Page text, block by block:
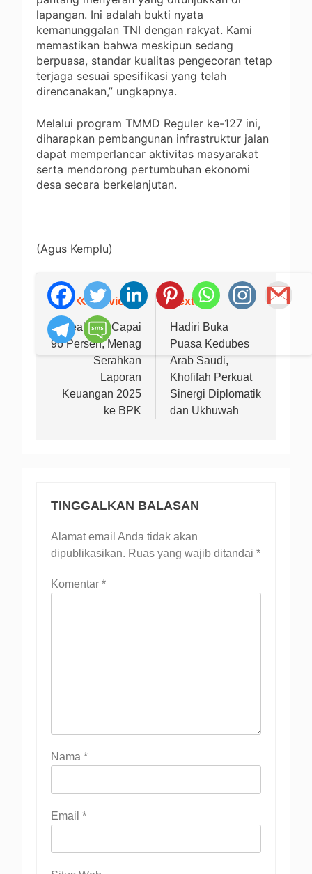
lapangan. Ini adalah bukti nyata
kemanunggalan TNI dengan rakyat. Kami
memastikan bahwa meskipun sedang
berpuasa, standar kualitas pengecoran tetap
terjaga sesuai spesifikasi yang telah
direncanakan,” ungkapnya.
Melalui program TMMD Reguler ke-127 ini,
diharapkan pembangunan infrastruktur jalan
dapat memperlancar aktivitas masyarakat
serta mendorong pertumbuhan ekonomi
desa secara berkelanjutan.
(Agus Kemplu)
Navigasi
pos
Previous:
Realisasi Capai
96 Persen, Menag
Serahkan
Laporan
Keuangan 2025
ke BPK
Next:
Hadiri Buka
Puasa Kedubes
Arab Saudi,
Khofifah Perkuat
Sinergi Diplomatik
dan Ukhuwah
TINGGALKAN BALASAN
Alamat email Anda tidak akan
dipublikasikan. Ruas yang wajib ditandai *
Komentar *
Nama *
Email *